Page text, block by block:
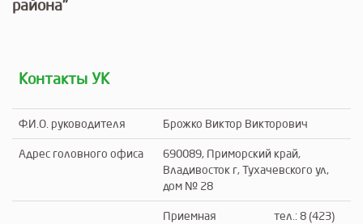
района"
Контакты УК
Ф.И.О. руководителя Брожко Виктор Викторович
Адрес головного офиса
690089, Приморский край,
Владивосток г, Тухачевского ул,
дом № 28
Приемная
тел.: 8 (423)